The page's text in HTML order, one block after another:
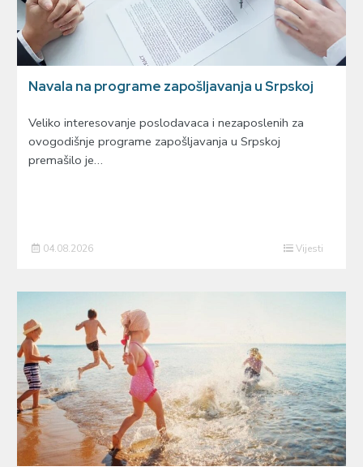
Navala na programe zapošljavanja u Srpskoj
Veliko interesovanje poslodavaca i nezaposlenih za
ovogodišnje programe zapošljavanja u Srpskoj
premašilo je…
04.08.2026 Vijesti